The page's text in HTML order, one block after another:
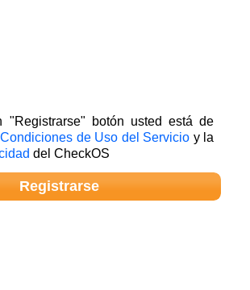
botón usted está de
Condiciones de Uso del Servicio y la
del CheckOS